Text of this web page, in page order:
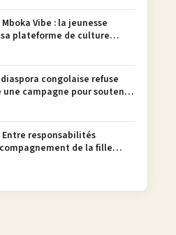
Vibe : la jeunesse
plateforme de culture
diaspora congolaise refuse
campagne pour soutenir
depuis Bruxelles
Entre responsabilités
de la fille
en débat